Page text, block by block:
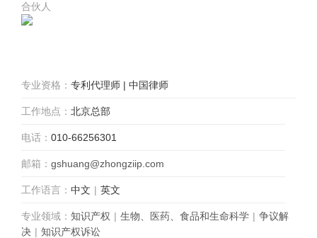
合伙人
专业资格： 专利代理师 | 中国律师
工作地点： 北京总部
电话： 010-66256301
邮箱： gshuang@zhongziip.com
工作语言： 中文 | 英文
专业领域： 知识产权 | 生物、医药、食品和生命科学 | 争议解
决 | 知识产权诉讼